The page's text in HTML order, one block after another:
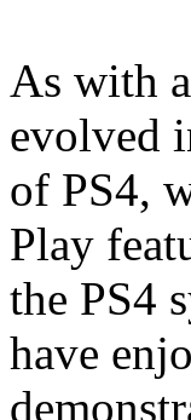
As with
evolved
of PS4,
Play
the PS4
have